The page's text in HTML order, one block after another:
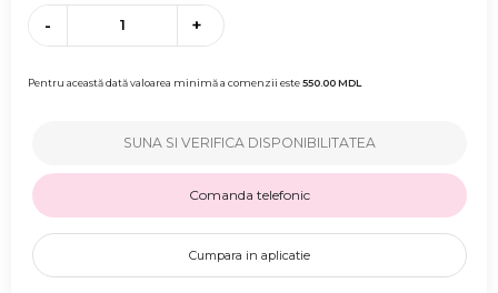
- +
Pentru această dată valoarea minimă a comenzii este550.00MDL
SUNA SI VERIFICA DISPONIBILITATEA
Comanda telefonic
Cumpara in aplicatie